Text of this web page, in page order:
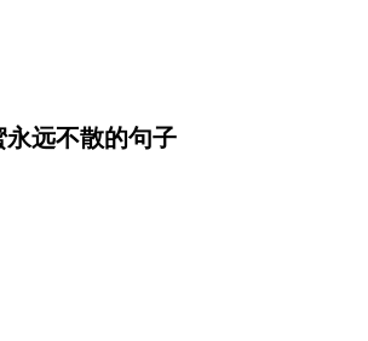
永远不散的句子